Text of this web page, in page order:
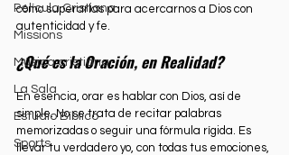
Película Cristiana
Missions
Música cristiana
La Sala
Estudio Bíblico
Sports
cómo superarlas para acercarnos a Dios con
autenticidad y fe.
¿Qué es la Oración, en Realidad?
En esencia, orar es hablar con Dios, así de
simple. No se trata de recitar palabras
memorizadas o seguir una fórmula rígida. Es
llevar tu verdadero yo, con todas tus emociones,